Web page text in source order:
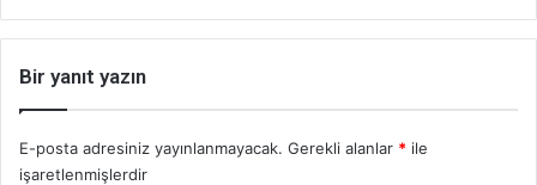
Bir yanıt yazın
E-posta adresiniz yayınlanmayacak. Gerekli alanlar * ile
işaretlenmişlerdir